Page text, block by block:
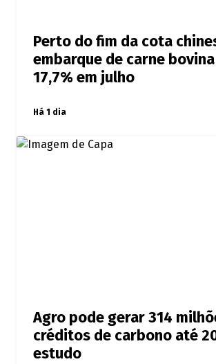
Perto do fim da cota
embarque de carne
17,7% em julho
Há 1 dia
Agro pode gerar 314
créditos de carbono até
estudo